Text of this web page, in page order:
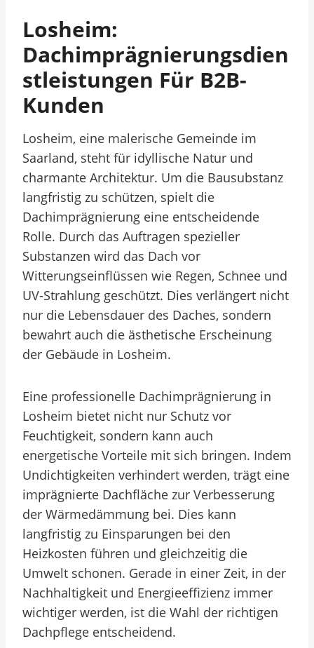
Losheim:
Dachimprägnierungsdien
Stleistungen Für B2B-
Kunden
Losheim, eine malerische Gemeinde im
Saarland, steht für idyllische Natur und
charmante Architektur. Um die Bausubstanz
langfristig zu schützen, spielt die
Dachimprägnierung eine entscheidende
Rolle. Durch das Auftragen spezieller
Substanzen wird das Dach vor
Witterungseinflüssen wie Regen, Schnee und
UV-Strahlung geschützt. Dies verlängert nicht
nur die Lebensdauer des Daches, sondern
bewahrt auch die ästhetische Erscheinung
der Gebäude in Losheim.
Eine professionelle Dachimprägnierung in
Losheim bietet nicht nur Schutz vor
Feuchtigkeit, sondern kann auch
energetische Vorteile mit sich bringen. Indem
Undichtigkeiten verhindert werden, trägt eine
imprägnierte Dachfläche zur Verbesserung
der Wärmedämmung bei. Dies kann
langfristig zu Einsparungen bei den
Heizkosten führen und gleichzeitig die
Umwelt schonen. Gerade in einer Zeit, in der
Nachhaltigkeit und Energieeffizienz immer
wichtiger werden, ist die Wahl der richtigen
Dachpflege entscheidend.